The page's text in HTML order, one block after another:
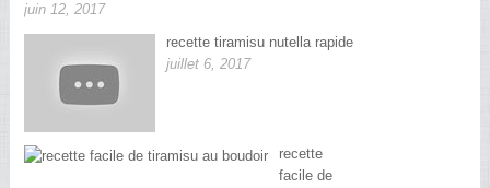
juin 12, 2017
recette tiramisu nutella rapide
juillet 6, 2017
recette
facile de